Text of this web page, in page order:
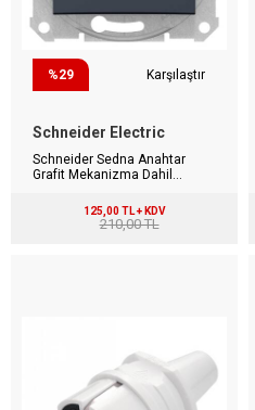
%29 Karşılaştır
Schneider Electric
Schneider Sedna Anahtar
Grafit Mekanizma Dahil
125,00 TL + KDV
210,00 TL